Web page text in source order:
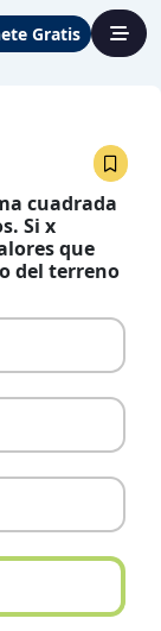
Gratis
cuadrada
Si x
que
del terreno